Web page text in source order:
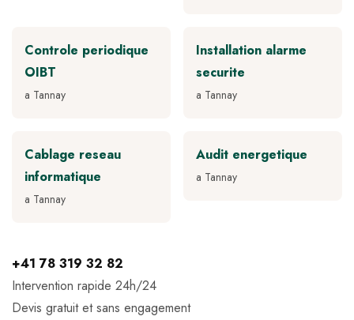
Controle periodique
OIBT
a Tannay
Installation alarme
securite
a Tannay
Cablage reseau
informatique
a Tannay
Audit energetique
a Tannay
+41 78 319 32 82
Intervention rapide 24h/24
Devis gratuit et sans engagement